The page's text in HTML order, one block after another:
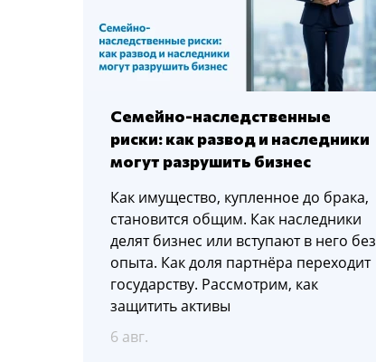
Семейно-наследственные
риски: как развод и наследники
могут разрушить бизнес
Как имущество, купленное до брака,
становится общим. Как наследники
делят бизнес или вступают в него без
опыта. Как доля партнёра переходит
государству. Рассмотрим, как
защитить активы
6 авг.